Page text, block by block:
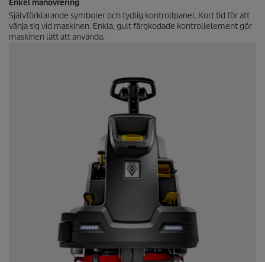
Enkel manövrering
Självförklarande symboler och tydlig kontrollpanel. Kort tid för att
vänja sig vid maskinen. Enkla, gult färgkodade kontrollelement gör
maskinen lätt att använda.